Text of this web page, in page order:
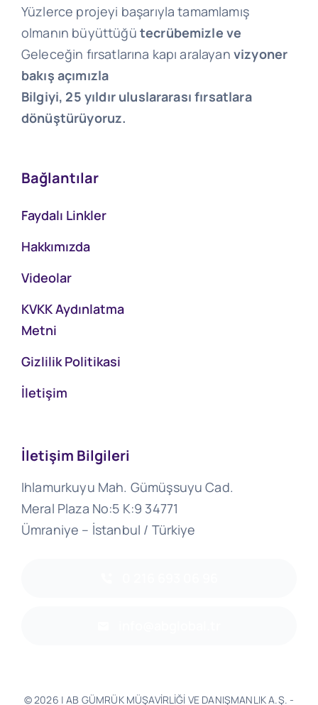
Yüzlerce projeyi başarıyla tamamlamış
olmanın büyüttüğü tecrübemizle ve
Geleceğin fırsatlarına kapı aralayan vizyoner
bakış açımızla
Bilgiyi, 25 yıldır uluslararası fırsatlara
dönüştürüyoruz.
Bağlantılar
Faydalı Linkler
Hakkımızda
Videolar
KVKK Aydınlatma
Metni
Gizlilik Politikasi
İletişim
İletişim Bilgileri
Ihlamurkuyu Mah. Gümüşsuyu Cad.
Meral Plaza No:5 K:9 34771
Ümraniye – İstanbul / Türkiye
© 2026 | AB GÜMRÜK MÜŞAVİRLİĞİ VE DANIŞMANLIK A.Ş. -